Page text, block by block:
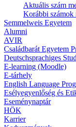
Aktuális szám
Korábbi számok
Semmelweis Egyetem
Alumni
AVIR
Családbarát Egyetem
Deutschsprachiges
E-learning (Moodle)
E-tárhely
English Language
Esélyegyenlőség és
Eseménynaptár
HÖK
Karrier